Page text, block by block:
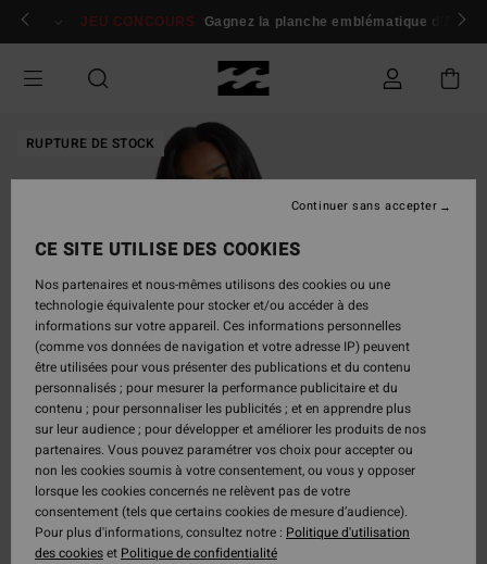
Passer
Se connecter / s'inscrire
JEU CONCOURS Gagnez la planche emblématique d'Andy
RUPTURE DE STOCK
CE SITE UTILISE DES COOKIES
Nos partenaires et nous-mêmes utilisons des cookies ou une
technologie équivalente pour stocker et/ou accéder à des
informations sur votre appareil. Ces informations personnelles
(comme vos données de navigation et votre adresse IP) peuvent
être utilisées pour vous présenter des publications et du contenu
personnalisés ; pour mesurer la performance publicitaire et du
contenu ; pour personnaliser les publicités ; et en apprendre plus
sur leur audience ; pour développer et améliorer les produits de nos
partenaires. Vous pouvez paramétrer vos choix pour accepter ou
non les cookies soumis à votre consentement, ou vous y opposer
lorsque les cookies concernés ne relèvent pas de votre
consentement (tels que certains cookies de mesure d’audience).
Pour plus d'informations, consultez notre : Politique d'utilisation
des cookieset Politique de confidentialité
Continuer sans accepter